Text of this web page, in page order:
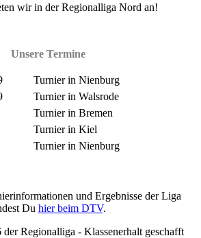
wir in der Regionalliga Nord an!
Unsere Termine
Turnier in Nienburg
Turnier in Walsrode
Turnier in Bremen
Turnier in Kiel
Turnier in Nienburg
und Ergebnisse der Liga
Du hier beim DTV.
der Regionalliga - Klassenerhalt geschafft